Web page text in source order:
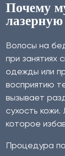
Почему
Волосы на
при занятиях
одежды или
восприятию
вызывает
сухость
которое
Процедура